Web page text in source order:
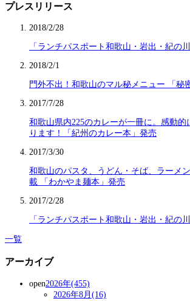
プレスリリース
2018/2/28
「ランチパスポート和歌山・岩出・紀の
2018/2/1
門外不出！和歌山のマル秘メニュー 「秘
2017/7/28
和歌山県内225のカレーが一冊に。感動的
ります！「紀州のカレー本」発売
2017/3/30
和歌山のパスタ、うどん・そば、ラーメ
載 「わかやま麺本」発売
2017/2/28
「ランチパスポート和歌山・岩出・紀の
一覧
アーカイブ
open2026年(455)
2026年8月(16)